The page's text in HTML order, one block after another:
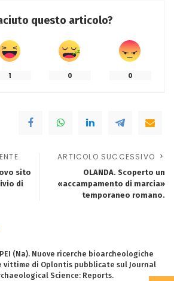
questo articolo?
1 0 0
sito
di
ARTICOLO SUCCESSIVO
OLANDA. Scoperto un
«accampamento di marcia»
temporaneo romano.
(Na). Nuove ricerche bioarcheologiche
vittime di Oplontis pubblicate sul Journal
Science: Reports.